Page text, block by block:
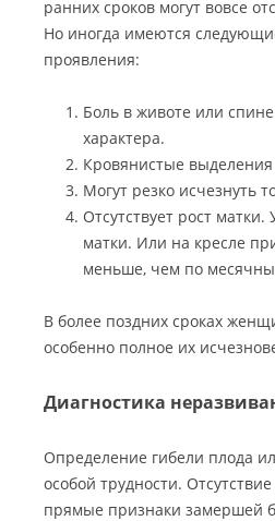
ранних сроков могут вовсе
Но иногда имеются
проявления:
Боль в животе или
характера.
Кровянистые
Могут резко исчезнуть
Отсутствует рост
матки. Или на кресле
меньше, чем по
В более поздних сроках
особенно полное их
Диагностика
Определение гибели плода
особой трудности.
прямые признаки замершей